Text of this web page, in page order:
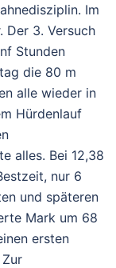
Im
Der 3. Versuch
Stunden
die 80 m
alle wieder in
Hürdenlauf
alles. Bei 12,38
nur 6
und späteren
Mark um 68
ersten